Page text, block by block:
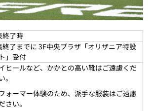
終了時
終了までに 3F中央プラザ「オリザニア特設
」受付
ヒールなど、かかとの高い靴はご遠慮くだ
。
ォーマー体験のため、派手な服装はご遠慮
さい。